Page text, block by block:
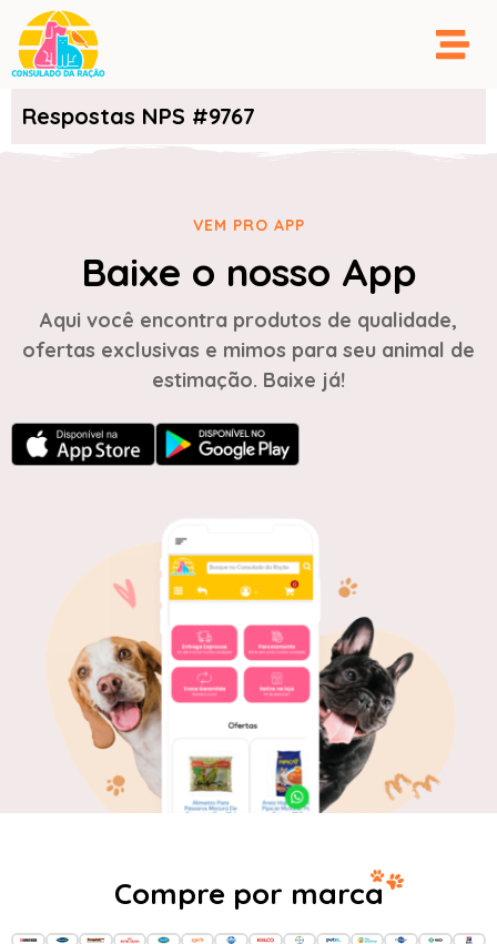
Respostas NPS #9767
VEM PRO APP
Baixe o nosso App
Aqui você encontra produtos de qualidade,
ofertas exclusivas e mimos para seu animal de
estimação. Baixe já!
Compre por marca